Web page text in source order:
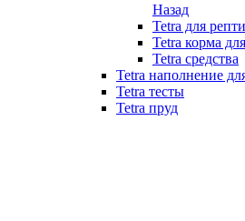
Назад
Tetra для
Tetra корма
Tetra средства
Tetra наполнение
Tetra тесты
Tetra пруд